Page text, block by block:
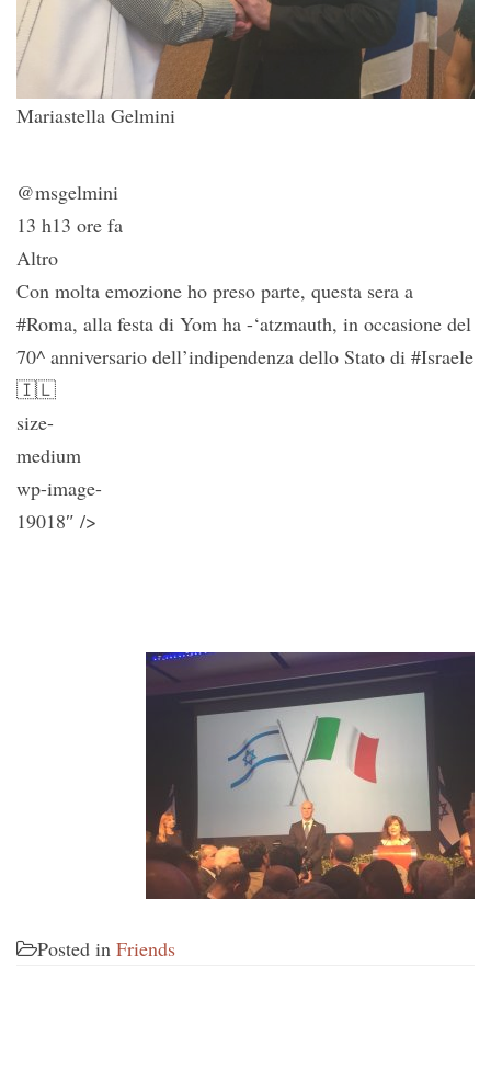
Mariastella Gelmini
@msgelmini
13 h13 ore fa
Altro
Con molta emozione ho preso parte, questa sera a
#Roma, alla festa di Yom ha -‘atzmauth, in occasione del
70^ anniversario dell’indipendenza dello Stato di #Israele
🇮🇱
size-
medium
wp-image-
19018″ />
Posted in Friends